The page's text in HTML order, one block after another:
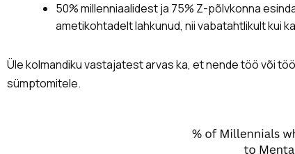
50% millenniaalidest ja 75% Z-põlvkonna
ametikohtadelt lahkunud, nii vabatahtlikult kui
Üle kolmandiku vastajatest arvas ka, et nende töö või
sümptomitele.